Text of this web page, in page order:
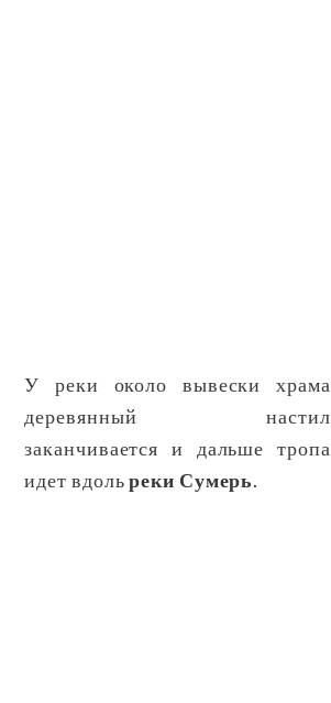
У реки около вывески храма
деревянный настил
заканчивается и дальше тропа
идет вдольреки Сумерь.